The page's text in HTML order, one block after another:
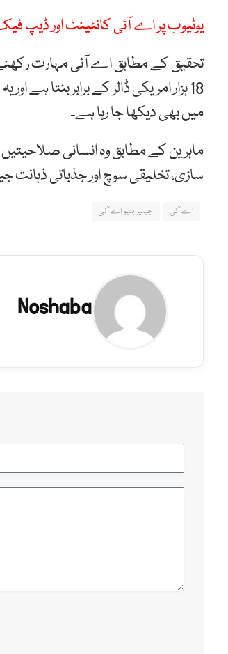
یوٹیوب پر اے آئی کانٹینٹ اور ڈیپ
18 ہزار امریکی ڈالر کے برابر بنتا
میں بھی دیکھا جا رہا ہے۔
ماہرین کے مطابق وہ انسانی
سازی، تخلیقی سوچ اور جذباتی
اے آئی جینیریٹیو اے آئی
Noshaba